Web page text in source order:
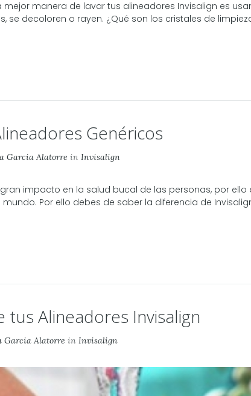
manera de lavar tus alineadores Invisalign es
se decoloren o rayen. ¿Qué son los cristales de
Genéricos
Garcia Alatorre in Invisalign
impacto en la salud bucal de las personas, por
Por ello debes de saber la diferencia de
tus Alineadores Invisalign
Garcia Alatorre in Invisalign